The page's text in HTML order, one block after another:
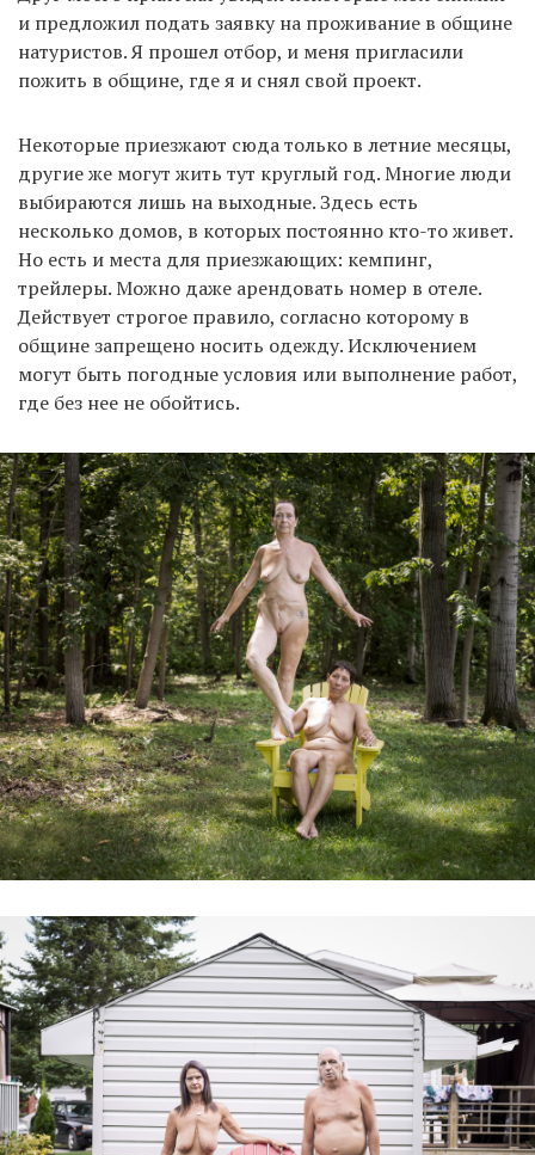
и предложил подать заявку на проживание в общине
натуристов. Я прошел отбор, и меня пригласили
пожить в общине, где я и снял свой проект.
Некоторые приезжают сюда только в летние месяцы,
другие же могут жить тут круглый год. Многие люди
выбираются лишь на выходные. Здесь есть
несколько домов, в которых постоянно кто-то живет.
Но есть и места для приезжающих: кемпинг,
трейлеры. Можно даже арендовать номер в отеле.
Действует строгое правило, согласно которому в
общине запрещено носить одежду. Исключением
могут быть погодные условия или выполнение работ,
где без нее не обойтись.